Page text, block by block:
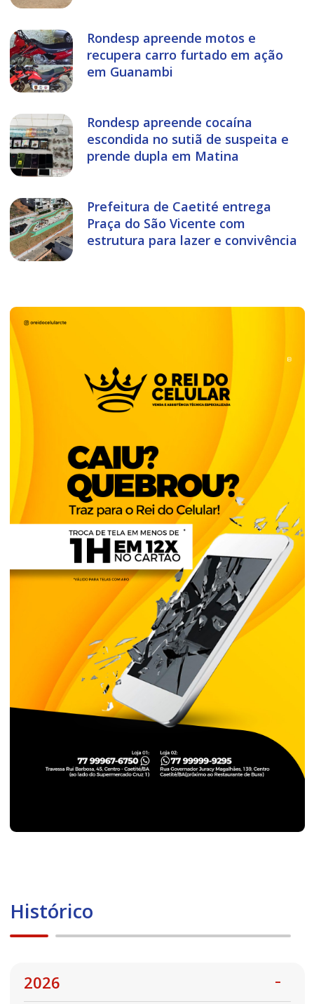
Rondesp apreende motos e
recupera carro furtado em ação
em Guanambi
Rondesp apreende cocaína
escondida no sutiã de suspeita e
prende dupla em Matina
Prefeitura de Caetité entrega
Praça do São Vicente com
estrutura para lazer e convivência
Histórico
2026